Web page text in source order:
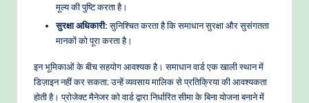
मूल्य की पुष्टि करता है।
सुरक्षा अधिकारी:सुनिश्चित करता है कि समाधान सुरक्षा और सुसंगतता
मानकों को पूरा करता है।
इन भूमिकाओं के बीच सहयोग आवश्यक है। समाधान वार्ड एक खाली स्थान में
डिज़ाइन नहीं कर सकता; उन्हें व्यवसाय मालिक से प्रतिक्रिया की आवश्यकता
होती है। प्रोजेक्ट मैनेजर को वार्ड द्वारा निर्धारित सीमा के बिना योजना बनाने में